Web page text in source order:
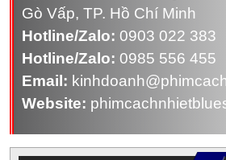
Gò Vấp, TP. Hồ Chí Minh
Hotline/Zalo: 0903 022 383
Hotline/Zalo: 0985 556 455
Email:
Website: